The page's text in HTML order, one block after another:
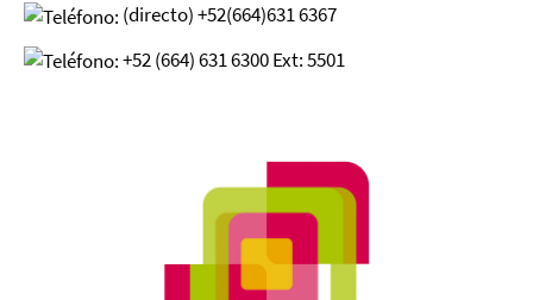
(directo) +52(664)631 6367
+52 (664) 631 6300 Ext: 5501